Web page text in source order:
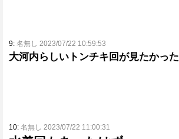
9: 名無し 2023/07/22 10:59:53
大河内らしいトンチキ回が見たかった
10: 名無し 2023/07/22 11:00:31